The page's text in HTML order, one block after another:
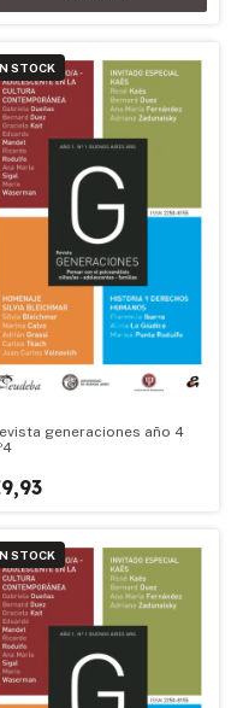
STOCK
generaciones año 4
STOCK